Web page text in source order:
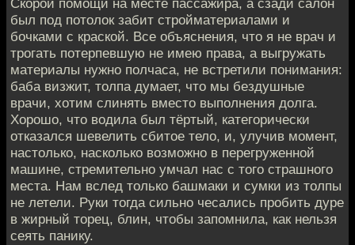
Скорой помощи на месте пассажира, а сзади салон
был под потолок забит стройматериалами и
бочками с краской. Все объяснения, что я не врач и
трогать потерпевшую не имею права, а выгружать
материалы нужно полчаса, не встретили понимания:
баба визжит, толпа думает, что мы бездушные
врачи, хотим слинять вместо выполнения долга.
Хорошо, что водила был тёртый, категорически
отказался шевелить сбитое тело, и, улучив момент,
настолько, насколько возможно в перегруженной
машине, стремительно умчал нас с того страшного
места. Нам вслед только башмаки и сумки из толпы
не летели. Руки тогда сильно чесались пробить дуре
в жирный торец, блин, чтобы запомнила, как нельзя
сеять панику.